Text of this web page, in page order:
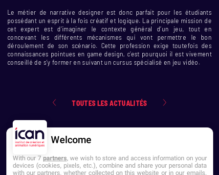
Le métier de narrative designer est donc parfait pour les étudiants
possédant un esprit à la fois créatif et logique. La principale mission de
cet expert est d’imaginer le contexte général d’un jeu, tout en
concevant les différents mécanismes qui vont permettre le bon
déroulement de son scénario. Cette profession exige toutefois des
connaissances pointues en game design, c’est pourquoi il est vivement
conseillé de s’y former en suivant un cursus spécialisé en jeu vidéo.
TOUTES LES ACTUALITÉS
Welcome
With our 7 partners, we wish to store and access information on your
devices (cookies, pixels, etc.), combine and share your personal data
with our partners, whether collected on this website or in our emails,